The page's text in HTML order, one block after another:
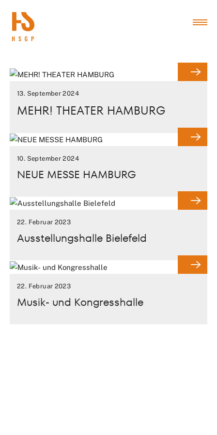
13. September 2024
MEHR! THEATER HAMBURG
10. September 2024
NEUE MESSE HAMBURG
22. Februar 2023
Ausstellungshalle Bielefeld
22. Februar 2023
Musik- und Kongresshalle